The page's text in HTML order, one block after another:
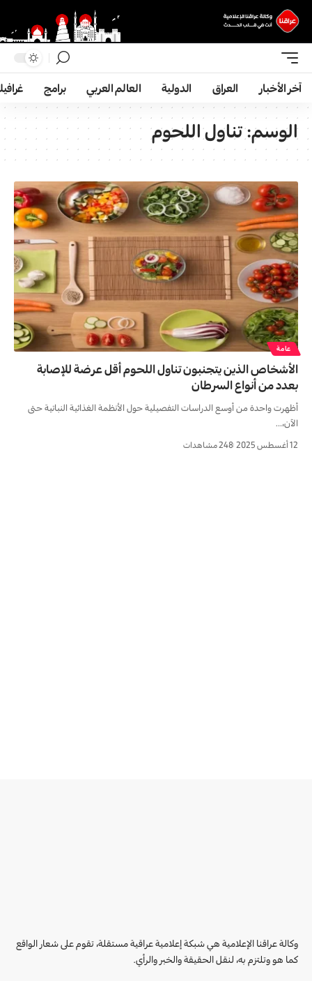
آخر الأخبار العراق الدولية العالم العربي برامج
الوسم:تناول اللحوم
عامة
الأشخاص الذين يتجنبون تناول اللحوم أقل عرضة للإصابة
بعدد من أنواع السرطان
أظهرت واحدة من أوسع الدراسات التفصيلية حول الأنظمة الغذائية النباتية حتى
الآن،…
12 أغسطس 2025 248 مشاهدات
وكالة عراقنا الإعلامية هي شبكة إعلامية عراقية مستقلة، تقوم على شعار الواقع
كما هو وتلتزم به، لنقل الحقيقة والخبر والرأي.